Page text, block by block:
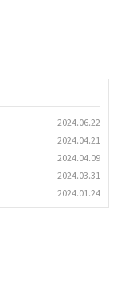
2024.06.22
2024.04.21
2024.04.09
2024.03.31
2024.01.24